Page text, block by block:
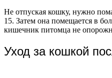
Не отпуская кошку, нужно
15. Затем она помещается в
кишечник питомца не
Уход за кошкой